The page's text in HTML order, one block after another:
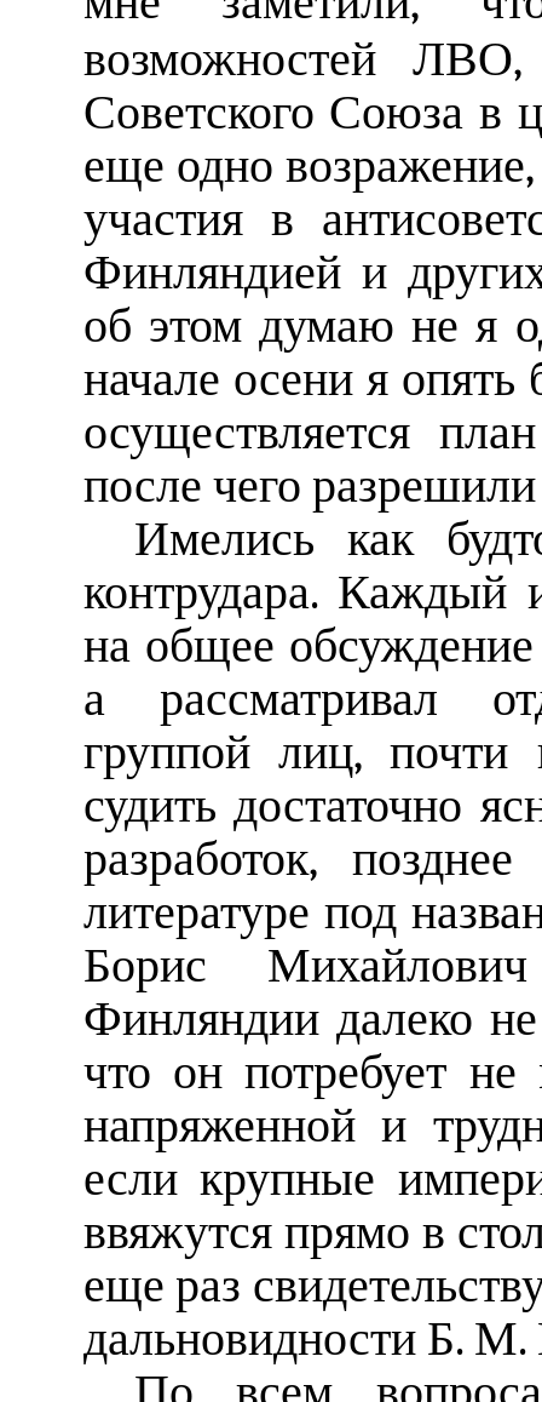
возможностей
Советского Союза в
еще одно
участия в
Финляндией и
об этом думаю не я
начале осени я опять
осуществляется
после чего
Имелись как
контрудара.
на общее
а рассматривал
группой лиц,
судить достаточно
разработок,
литературе под
Борис
Финляндии далеко
что он потребует не
напряженной и
если крупные
ввяжутся прямо в
еще раз
дальновидности Б.